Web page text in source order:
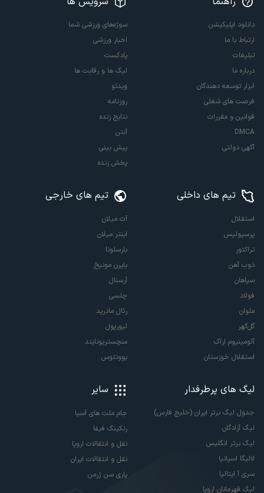
دانلود اپلیکیشن
ارتباط با ما
تبلیغات
درباره ما
ابزار توسعه دهندگان
فرصت های شغلی
قوانین و مقررات
DMCA
آگهی دولتی
سوژه‌های ورزشی شما
اخبار ورزشی
پادکست
لیگ ها و رقابت ها
ویدئو
روزنامه
نتایج زنده
آنتن
پیش بینی
پخش زنده
تیم های داخلی
استقلال
پرسپولیس
تراکتور
ذوب آهن
سپاهان
فولاد
ملوان
گل‌گهر
آلومینیوم اراک
استقلال خوزستان
تیم های خارجی
آث میلان
اینتر میلان
بارسلونا
بایرن مونیخ
آرسنال
چلسی
رئال مادرید
لیورپول
منچستریونایتد
یوونتوس
لیگ های پرطرفدار
جدول لیگ برتر ایران (خلیج فارس)
لیگ آزادگان
لیگ برتر انگلیس
لالیگا اسپانیا
سری آ ایتالیا
لیگ قهرمانان اروپا
سایر
جام ملت های آسیا
رنکینگ فیفا
نقل و انتقالات اروپا
نقل و انتقالات ایران
پاری سن ژرمن